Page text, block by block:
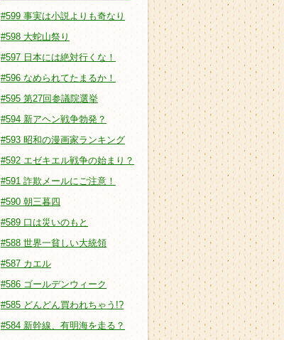
#599 事実は小説よりも奇なり
#598 大蛇山祭り
#597 日本には絶対行くな！
#596 なめられてたまるか！
#595 第27回参議院選挙
#594 新アヘン戦争勃発？
#593 昭和の漫画家ランキング
#592 エゼキエル戦争の始まり？
#591 詐欺メールにご注意！
#590 朝三暮四
#589 口は災いのもと
#588 世界一貧しい大統領
#587 カエル
#586 ゴールデンウィーク
#585 どんどん買われちゃう!?
#584 新幹線、有明海を走る？